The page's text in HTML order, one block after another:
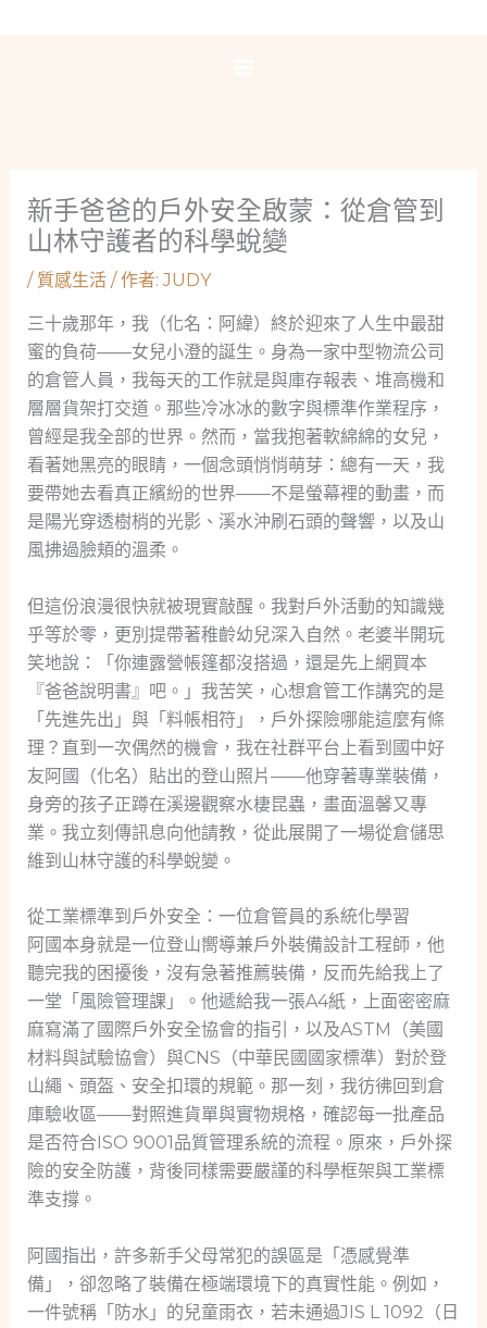
新手爸爸的戶外安全啟蒙：從倉管到
山林守護者的科學蛻變
/ 質感生活/ 作者:JUDY
三十歲那年，我（化名：阿緯）終於迎來了人生中最甜
蜜的負荷——女兒小澄的誕生。身為一家中型物流公司
的倉管人員，我每天的工作就是與庫存報表、堆高機和
層層貨架打交道。那些冷冰冰的數字與標準作業程序，
曾經是我全部的世界。然而，當我抱著軟綿綿的女兒，
看著她黑亮的眼睛，一個念頭悄悄萌芽：總有一天，我
要帶她去看真正繽紛的世界——不是螢幕裡的動畫，而
是陽光穿透樹梢的光影、溪水沖刷石頭的聲響，以及山
風拂過臉頬的溫柔。
但這份浪漫很快就被現實敲醒。我對戶外活動的知識幾
乎等於零，更別提帶著稚齡幼兒深入自然。老婆半開玩
笑地說：「你連露營帳篷都沒搭過，還是先上網買本
『爸爸說明書』吧。」我苦笑，心想倉管工作講究的是
「先進先出」與「料帳相符」，戶外探險哪能這麼有條
理？直到一次偶然的機會，我在社群平台上看到國中好
友阿國（化名）貼出的登山照片——他穿著專業裝備，
身旁的孩子正蹲在溪邊觀察水棲昆蟲，畫面溫馨又專
業。我立刻傳訊息向他請教，從此展開了一場從倉儲思
維到山林守護的科學蛻變。
從工業標準到戶外安全：一位倉管員的系統化學習
阿國本身就是一位登山嚮導兼戶外裝備設計工程師，他
聽完我的困擾後，沒有急著推薦裝備，反而先給我上了
一堂「風險管理課」。他遞給我一張A4紙，上面密密麻
麻寫滿了國際戶外安全協會的指引，以及ASTM（美國
材料與試驗協會）與CNS（中華民國國家標準）對於登
山繩、頭盔、安全扣環的規範。那一刻，我彷彿回到倉
庫驗收區——對照進貨單與實物規格，確認每一批產品
是否符合ISO 9001品質管理系統的流程。原來，戶外探
險的安全防護，背後同樣需要嚴謹的科學框架與工業標
準支撐。
阿國指出，許多新手父母常犯的誤區是「憑感覺準
備」，卻忽略了裝備在極端環境下的真實性能。例如，
一件號稱「防水」的兒童雨衣，若未通過JIS L 1092（日